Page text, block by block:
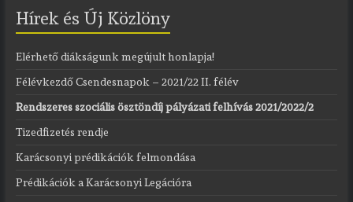
Hírek és Új Közlöny
Elérhető diákságunk megújult honlapja!
Félévkezdő Csendesnapok – 2021/22 II. félév
Rendszeres szociális ösztöndíj pályázati felhívás 2021/2022/2
Tizedfizetés rendje
Karácsonyi prédikációk felmondása
Prédikációk a Karácsonyi Legációra